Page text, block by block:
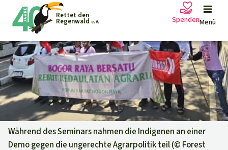
Rettet den
Regenwald e. V. Menü
Petitionen
Projekte
Informieren
Spenden
Ihre Spende hilft
Allgemeine Spende
Dringender Spendenaufruf
Während des Seminars nahmen die Indigenen an einer
Demo gegen die ungerechte Agrarpolitik teil (© Forest